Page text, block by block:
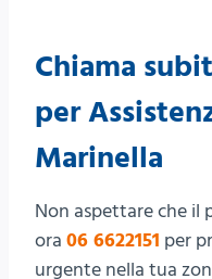
Chiama
per
Marinella
Non aspettare che il
ora 06 6622151 per
urgente nella tua